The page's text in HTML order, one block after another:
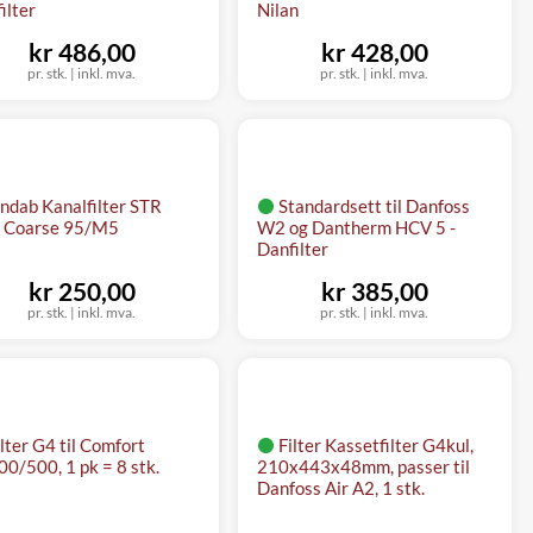
pr. stk. | inkl. mva.
kr 486,00
Nilan
pr. stk. | inkl. mva.
kr 428,00
Kanalfilter STR
95/M5
pr. stk. | inkl. mva.
kr 250,00
Standardsett til Danfoss
W2 og Dantherm HCV 5 -
Danfilter
pr. stk. | inkl. mva.
kr 385,00
G4 til Comfort
500, 1 pk = 8 stk.
Filter Kassetfilter G4kul,
210x443x48mm, passer til
Danfoss Air A2, 1 stk.